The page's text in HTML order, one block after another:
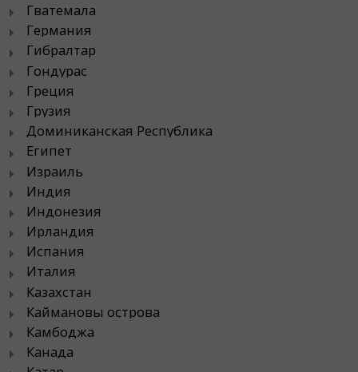
Гватемала
Германия
Гибралтар
Гондурас
Греция
Грузия
Доминиканская Республика
Египет
Израиль
Индия
Индонезия
Ирландия
Испания
Италия
Казахстан
Каймановы острова
Камбоджа
Канада